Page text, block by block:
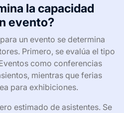
la capacidad
evento?
un evento se determina
Primero, se evalúa el tipo
como conferencias
mientras que ferias
para exhibiciones.
estimado de asistentes. Se